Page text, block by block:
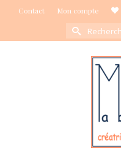
Contact Mon compte
Rechercher :